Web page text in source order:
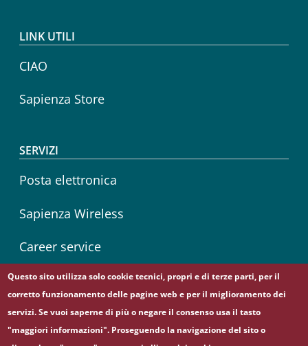
LINK UTILI
CIAO
Sapienza Store
SERVIZI
Posta elettronica
Sapienza Wireless
Career service
Follow us on
Facebook
Twitter
Questo sito utilizza solo cookie tecnici, propri e di terze parti, per il
corretto funzionamento delle pagine web e per il miglioramento dei
servizi. Se vuoi saperne di più o negare il consenso usa il tasto
"maggiori informazioni". Proseguendo la navigazione del sito o